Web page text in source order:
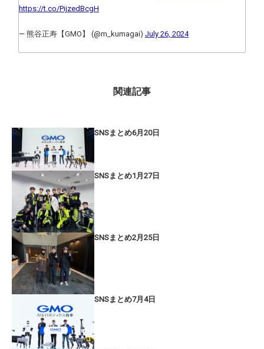
https://t.co/PijzedBcgH
— 熊谷正寿【GMO】 (@m_kumagai) July 26, 2024
関連記事
SNSまとめ6月20日
SNSまとめ1月27日
SNSまとめ2月25日
SNSまとめ7月4日